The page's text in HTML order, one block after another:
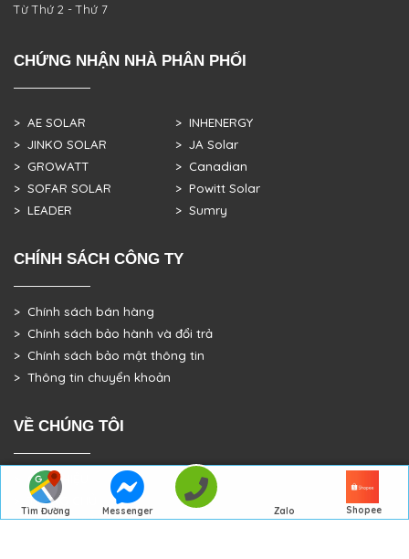
Tìm Đường
Messenger
Zalo Shopee
Từ Thứ 2 - Thứ 7
CHỨNG NHẬN NHÀ PHÂN PHỐI
> AE SOLAR
> JINKO SOLAR
> GROWATT
> SOFAR SOLAR
> LEADER
> INHENERGY
> JA Solar
> Canadian
> Powitt Solar
> Sumry
CHÍNH SÁCH CÔNG TY
> Chính sách bán hàng
> Chính sách bảo hành và đổi trả
> Chính sách bảo mật thông tin
> Thông tin chuyển khoản
VỀ CHÚNG TÔI
> GIỚI THIỆU
> TRANG CHỦ
> DỰ ÁN THỰC TẾ